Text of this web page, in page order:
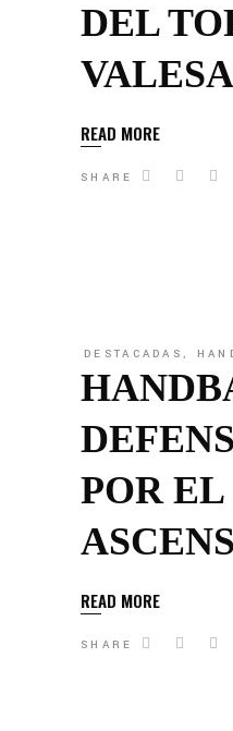
DEL
READ MORE
SHARE
DESTACADAS,
POR EL
READ MORE
SHARE